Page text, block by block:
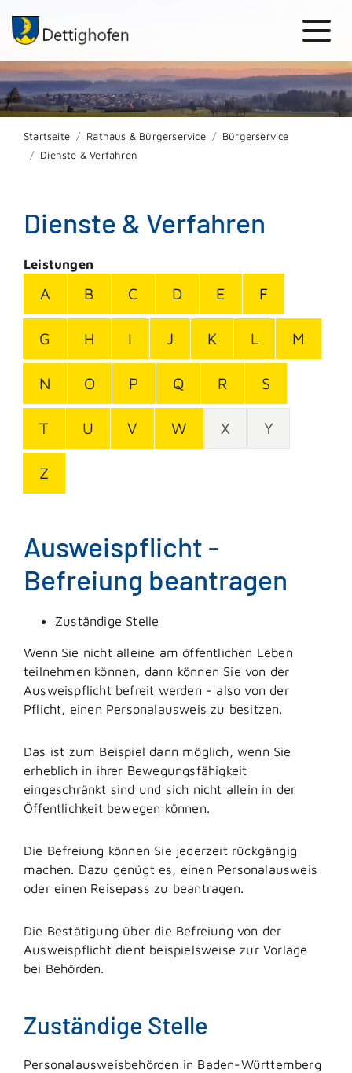
Startseite Rathaus & Bürgerservice
Bürgerservice
Dienste & Verfahren
Dienste & Verfahren
Leistungen
A B C D E F
G H I J K L M
N O P Q R S
T U V W X Y
Z
Ausweispflicht -
Befreiung beantragen
Zuständige Stelle
Wenn Sie nicht alleine am öffentlichen Leben
teilnehmen können, dann können Sie von der
Ausweispflicht befreit werden - also von der
Pflicht, einen Personalausweis zu besitzen.
Das ist zum Beispiel dann möglich, wenn Sie
erheblich in ihrer Bewegungsfähigkeit
eingeschränkt sind und sich nicht allein in der
Öffentlichkeit bewegen können.
Die Befreiung können Sie jederzeit rückgängig
machen. Dazu genügt es, einen Personalausweis
oder einen Reisepass zu beantragen.
Die Bestätigung über die Befreiung von der
Ausweispflicht dient beispielsweise zur Vorlage
bei Behörden.
Zuständige Stelle
Personalausweisbehörden in Baden-Württemberg